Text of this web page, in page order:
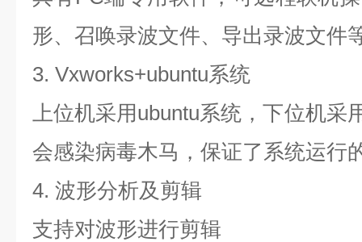
形、召唤录波文件、导出录波文件
3. Vxworks+ubuntu系统
上位机采用ubuntu系统，下位机采
会感染病毒木马，保证了系统运行
4. 波形分析及剪辑
支持对波形进行剪辑